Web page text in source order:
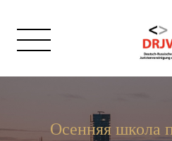
Осенняя школа